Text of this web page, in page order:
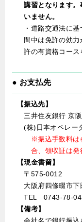
講習となります
いません。
・道路交通法に
間中は免許の効
許の有資格コース
● お支払先
【振込先】
三井住友銀行 京
(株)日本オペレー
※振込手数料は各
合、領収証は発
【現金書留】
〒575-0012
大阪府四條畷市
TEL 0743-78-
【備考】